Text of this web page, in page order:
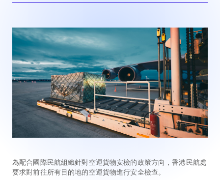
為配合國際民航組織針對空運貨物安檢的政策方向，香港民航處
要求對前往所有目的地的空運貨物進行安全檢查。